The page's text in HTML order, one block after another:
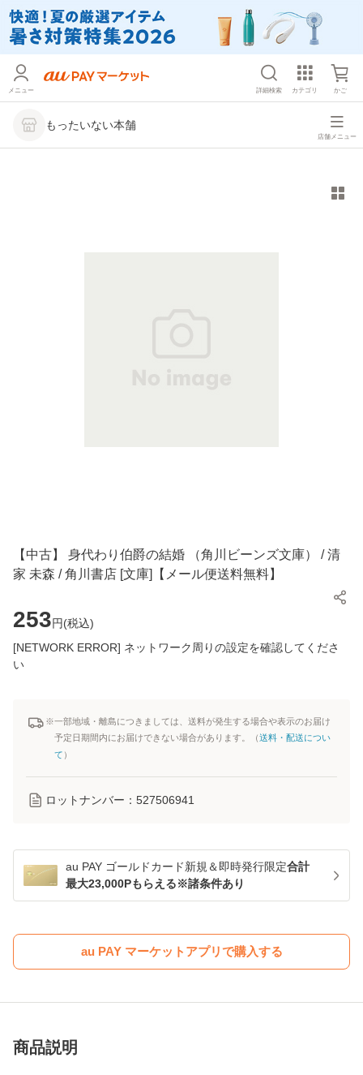
メニュー 詳細検索 カテゴリ かご
もったいない本舗
店舗メニュー
【中古】 身代わり伯爵の結婚 （角川ビーンズ文庫） / 清
家 未森 / 角川書店 [文庫]【メール便送料無料】
253円(税込)
[NETWORK ERROR] ネットワーク周りの設定を確認してくださ
い
※一部地域・離島につきましては、送料が発生する場合や表示のお届け
予定日期間内にお届けできない場合があります。（送料・配送につい
て ）
ロットナンバー： 527506941
au PAY ゴールドカード新規＆即時発行限定合計
最大23,000Pもらえる※諸条件あり
au PAY マーケットアプリで購入する
商品説明